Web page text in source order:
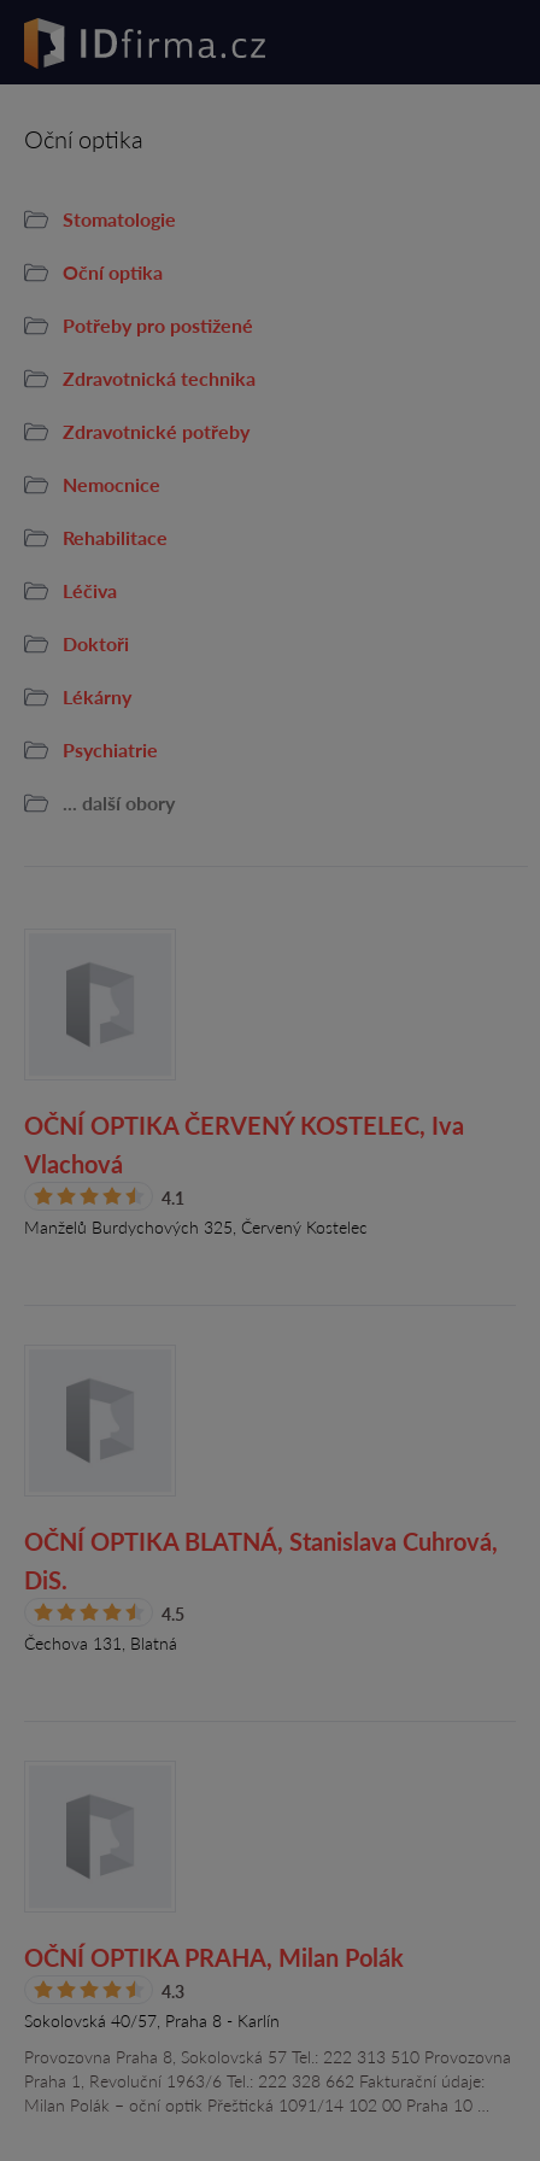
Oční optika
Stomatologie
Oční optika
Potřeby pro postižené
Zdravotnická technika
Zdravotnické potřeby
Nemocnice
Rehabilitace
Léčiva
Doktoři
Lékárny
Psychiatrie
... další obory
OČNÍ OPTIKA ČERVENÝ KOSTELEC, Iva
Vlachová
4.1
Manželů Burdychových 325, Červený Kostelec
OČNÍ OPTIKA BLATNÁ, Stanislava Cuhrová,
DiS.
4.5
Čechova 131, Blatná
OČNÍ OPTIKA PRAHA, Milan Polák
4.3
Sokolovská 40/57, Praha 8 - Karlín
Provozovna Praha 8, Sokolovská 57 Tel.: 222 313 510 Provozovna
Praha 1, Revoluční 1963/6 Tel.: 222 328 662 Fakturační údaje:
Milan Polák – oční optik Přeštická 1091/14 102 00 Praha 10 …